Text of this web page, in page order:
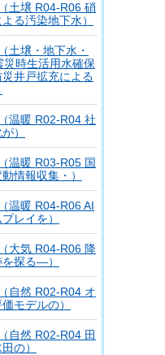
土壌 R04-R06 硝
る汚染地下水）
土壌・地下水・
時生活用水確保
井戸拡充による
温暖 R02-R04 社
）
温暖 R03-R05 国
情報収集・）
温暖 R04-R06 AI
レイを）
大気 R04-R06 降
探る―）
自然 R02-R04 オ
モデルの）
自然 R02-R04 田
の）